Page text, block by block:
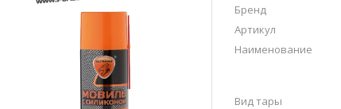
Бренд
Артикул
Наименование
Вид тары